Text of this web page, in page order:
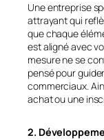
Une entreprise
attrayant qui
que chaque
est aligné avec
mesure ne se
pensé pour
commerciaux.
achat ou une
2.